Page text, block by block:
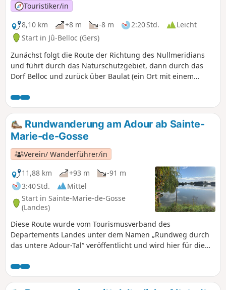
Touristiker/in
8,10 km
+8 m -8 m 2:20 Std.
Leicht
Start in Jû-Belloc (Gers)
Zunächst folgt die Route der Richtung des Nullmeridians
und führt durch das Naturschutzgebiet, dann durch das
Dorf Belloc und zurück über Baulat (ein Ort mit einem
Rundwanderung am Adour ab Sainte-
Marie-de-Gosse
Verein/ Wanderführer/in
11,88 km
+93 m
-91 m
3:40 Std.
Mittel
Start in Sainte-Marie-de-Gosse
(Landes)
Diese Route wurde vom Tourismusverband des
Departements Landes unter dem Namen „Rundweg durch
das untere Adour-Tal“ veröffentlicht und wird hier für die
Rundwanderung, die hügelige Streckenabschnitte mit
Ausblicken auf den Fluss Adour abwechselt. Hügelige
Landschaft, in der Wiesen, Maisfelder und Kiwi-Plantagen